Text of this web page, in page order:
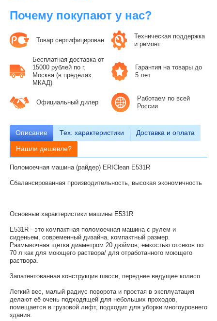
Почему покупают у нас?
Товар сертифицирован
Техническая поддержка
и ремонт
Бесплатная доставка от
15000 рублей по г.
Москва (в пределах
МКАД)
Гарантия на товары до
5 лет
Официальный дилер
Работаем по всей
России
Описание Тех. характеристики Доставка и оплата
Нашли дешевле?
Поломоечная машина (райдер) ERIClean E531R
Сбалансированная производительность, высокая экономичность
Основные характеристики машины E531R
E531R - это компактная поломоечная машина с рулем и
сиденьем, современный дизайна, компактный размер.
Размывочная щетка диаметром 20 дюймов, емкостью отсеков по
70 л как для моющего раствора/ для отработанного моющего
раствора.
Запатентованная конструкция шасси, переднее ведущее колесо.
Легкий вес, малый радиус поворота и простая в эксплуатация
делают её очень подходящей для небольших проходов,
помещается в грузовой лифт, подходит для уборки многоуровнего
здания.